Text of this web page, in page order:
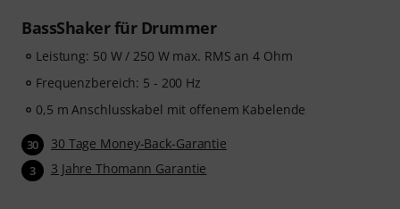
BassShaker für Drummer
Leistung: 50 W / 250 W max. RMS an 4 Ohm
Frequenzbereich: 5 - 200 Hz
0,5 m Anschlusskabel mit offenem Kabelende
30 30 Tage Money-Back-Garantie
3 3 Jahre Thomann Garantie